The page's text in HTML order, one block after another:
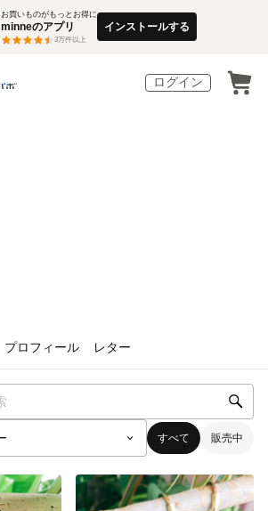
お買いものがもっとお得に
minneのアプリ
3万件以上
インストールする
ログイン
プロフィール レター
すべて 販売中